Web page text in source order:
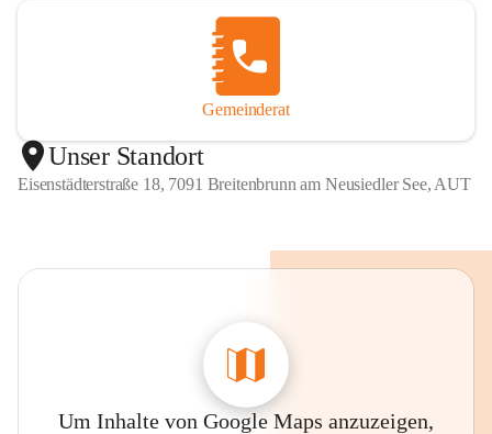
Gemeinderat
Unser Standort
Eisenstädterstraße 18, 7091 Breitenbrunn am Neusiedler See, AUT
Um Inhalte von Google Maps anzuzeigen,